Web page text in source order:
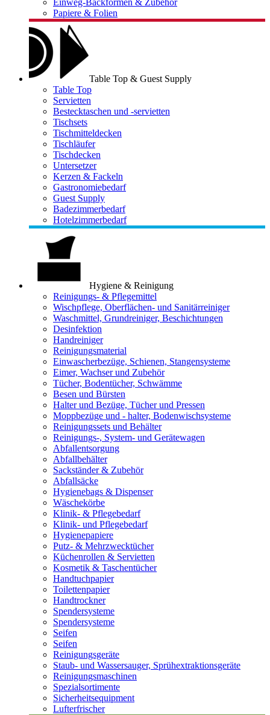
Einweg-Backformen & Zubehör
Papiere & Folien
Table Top & Guest Supply
Table Top
Servietten
Bestecktaschen und -servietten
Tischsets
Tischmitteldecken
Tischläufer
Tischdecken
Untersetzer
Kerzen & Fackeln
Gastronomiebedarf
Guest Supply
Badezimmerbedarf
Hotelzimmerbedarf
Hygiene & Reinigung
Reinigungs- & Pflegemittel
Wischpflege, Oberflächen- und Sanitärreiniger
Waschmittel, Grundreiniger, Beschichtungen
Desinfektion
Handreiniger
Reinigungsmaterial
Einwascherbezüge, Schienen, Stangensysteme
Eimer, Wachser und Zubehör
Tücher, Bodentücher, Schwämme
Besen und Bürsten
Halter und Bezüge, Tücher und Pressen
Moppbezüge und - halter, Bodenwischsysteme
Reinigungssets und Behälter
Reinigungs-, System- und Gerätewagen
Abfallentsorgung
Abfallbehälter
Sackständer & Zubehör
Abfallsäcke
Hygienebags & Dispenser
Wäschekörbe
Klinik- & Pflegebedarf
Klinik- und Pflegebedarf
Hygienepapiere
Putz- & Mehrzwecktücher
Küchenrollen & Servietten
Kosmetik & Taschentücher
Handtuchpapier
Toilettenpapier
Handtrockner
Spendersysteme
Spendersysteme
Seifen
Seifen
Reinigungsgeräte
Staub- und Wassersauger, Sprühextraktionsgeräte
Reinigungsmaschinen
Spezialsortimente
Sicherheitsequipment
Lufterfrischer